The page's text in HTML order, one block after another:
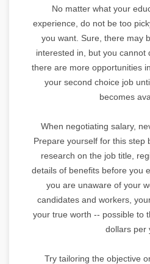
No matter what your
experience, do not be too
you want. Sure, there may
interested in, but you cannot
there are more opportunities
your second choice job
becomes
When negotiating salary,
Prepare yourself for this step
research on the job title,
details of benefits before you
you are unaware of your
candidates and workers,
your true worth -- possible to
dollars per
Try tailoring the objective